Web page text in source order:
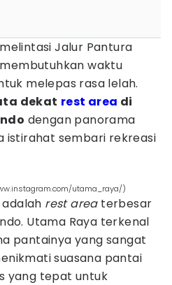
Jalur Pantura
waktu
melepas rasa lelah.
dekat rest area di
dengan panorama
istirahat sembari rekreasi
utama_raya/)
rest areaterbesar
Utama Raya terkenal
pantainya yang sangat
suasana pantai
yang tepat untuk